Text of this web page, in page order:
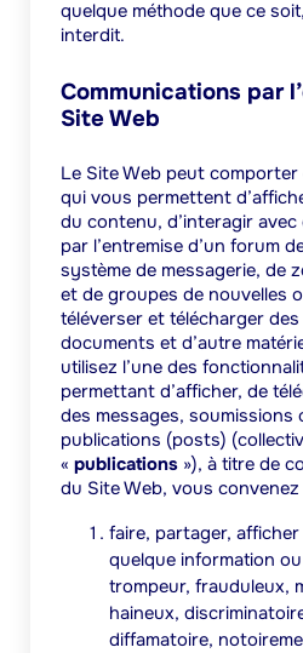
quelque méthode que ce
interdit.
Communications par
Site Web
Le Site Web peut
qui vous permettent
du contenu, d’interagir avec
par l’entremise d’un forum
système de messagerie, de
et de groupes de nouvelles
téléverser et télécharger
documents et d’autre
utilisez l’une des
permettant d’afficher, de
des messages, soumissions
publications (posts)
« publications »), à titre de
du Site Web, vous convenez
faire, partager,
quelque information
trompeur, frauduleux,
haineux,
diffamatoire,